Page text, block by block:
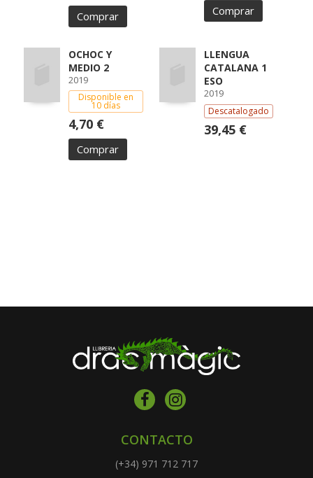
Comprar Comprar
OCHOC Y
MEDIO 2
2019
Disponible en
10 días
4,70 €
Comprar
LLENGUA
CATALANA 1
ESO
2019
Descatalogado
39,45 €
CONTACTO
(+34) 971 712 717